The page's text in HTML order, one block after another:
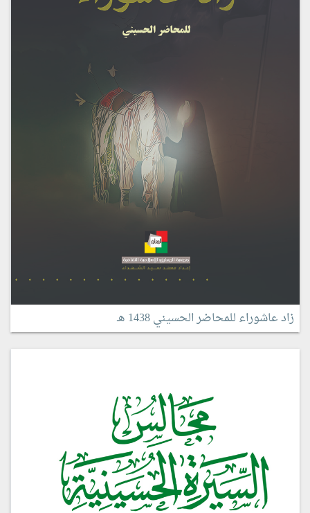
زاد عاشوراء للمحاضر الحسيني 1438 هـ